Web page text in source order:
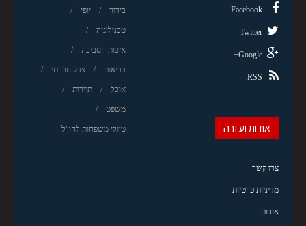
בידור יופי
טכנולוגיה
איכות הסביבה
בריאות צדק חברתי
אוכל תיירות
משפט
טיולי משפחות לחו"ל
Facebook
Twitter
Google+
RSS
אודות ועזרה
צרו קשר
מדיניות פרטיות
אודות